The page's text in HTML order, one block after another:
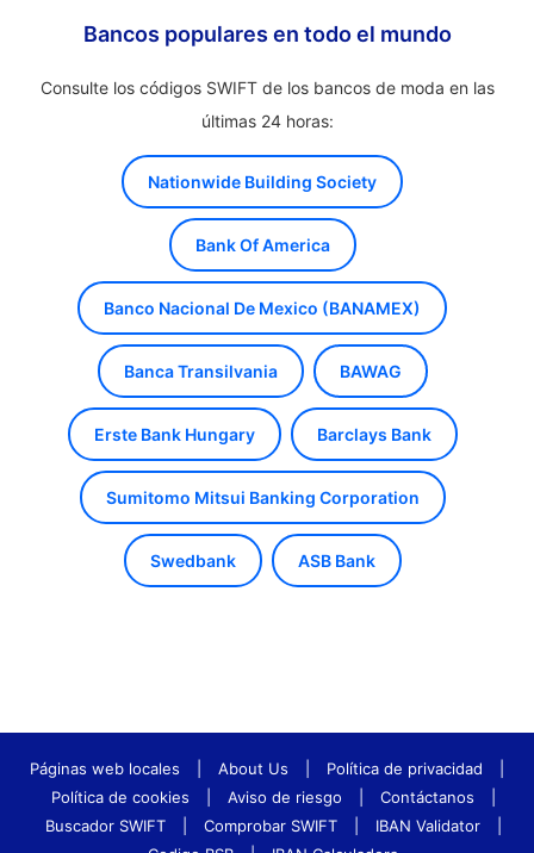
Bancos populares en todo el mundo
Consulte los códigos SWIFT de los bancos de moda en las
últimas 24 horas:
Nationwide Building Society
Bank Of America
Banco Nacional De Mexico (BANAMEX)
Banca Transilvania BAWAG
Erste Bank Hungary Barclays Bank
Sumitomo Mitsui Banking Corporation
Swedbank ASB Bank
Páginas web locales About Us Política de privacidad
Política de cookies
Aviso de riesgo Contáctanos
Buscador SWIFT
Comprobar SWIFT IBAN Validator